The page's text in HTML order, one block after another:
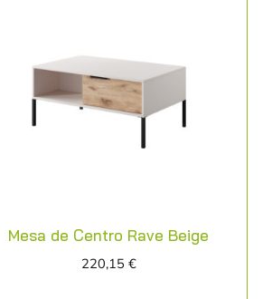
Mesa de Centro Rave Beige
220,15 €